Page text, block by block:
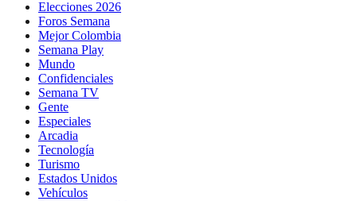
Elecciones 2026
Foros Semana
Mejor Colombia
Semana Play
Mundo
Confidenciales
Semana TV
Gente
Especiales
Arcadia
Tecnología
Turismo
Estados Unidos
Vehículos